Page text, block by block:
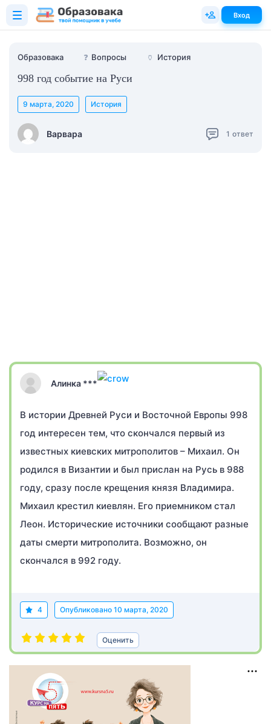
Образовака ❓ Вопросы 🏺 История
998 год событие на Руси
Варвара
9 марта, 2020 История
1 ответ
Алинка ***
В истории Древней Руси и Восточной Европы 998
год интересен тем, что скончался первый из
известных киевских митрополитов – Михаил. Он
родился в Византии и был прислан на Русь в 988
году, сразу после крещения князя Владимира.
Михаил крестил киевлян. Его приемником стал
Леон. Исторические источники сообщают разные
даты смерти митрополита. Возможно, он
скончался в 992 году.
4 Опубликовано 10 марта, 2020
Оценить
Вход